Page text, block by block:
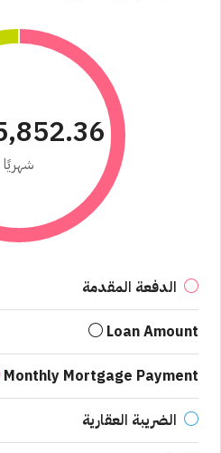
شهريًا
الدفعة المقدمة
Loan Amount
Monthly Mortgage Payment
الضريبة العقارية